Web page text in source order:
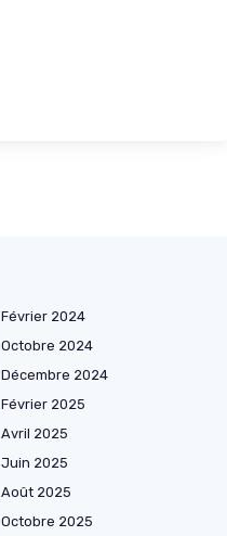
Février 2024
Octobre 2024
Décembre 2024
Février 2025
Avril 2025
Juin 2025
Août 2025
Octobre 2025